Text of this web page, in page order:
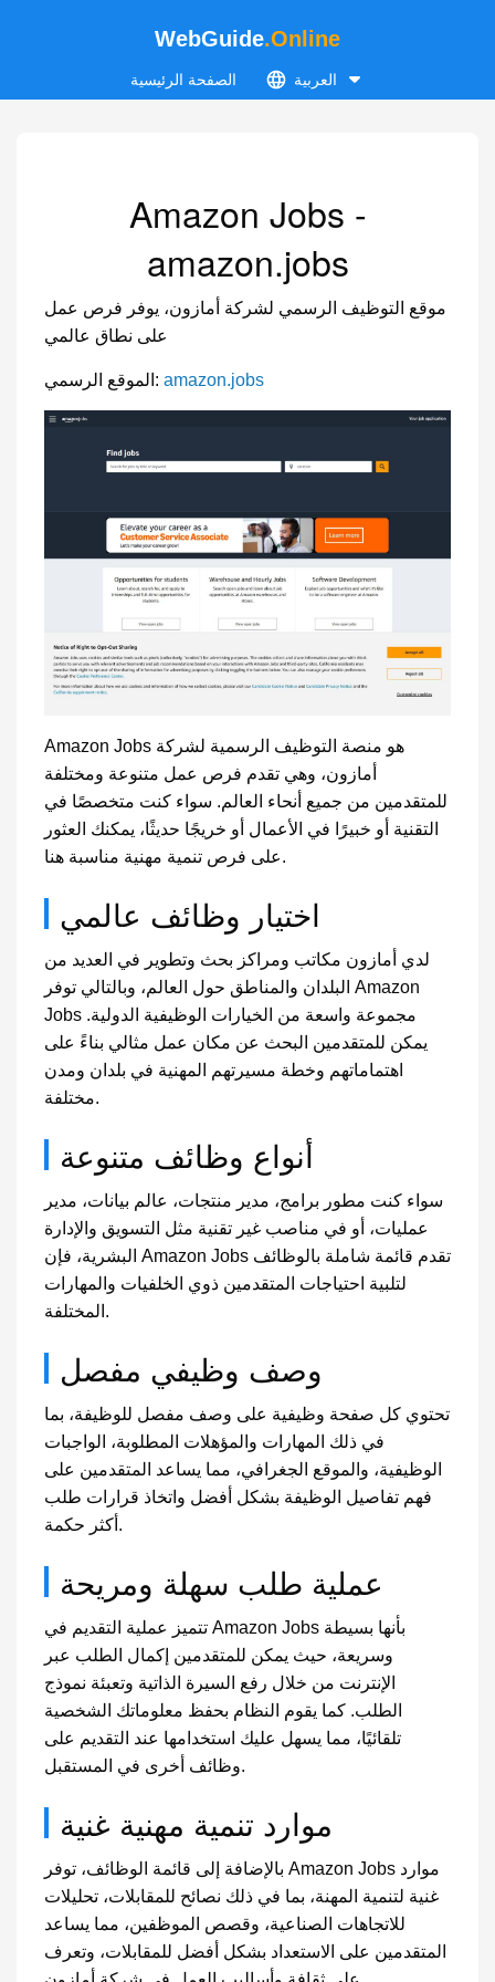
WebGuide.Online
الصفحة الرئيسية العربية
Amazon Jobs -
amazon.jobs
موقع التوظيف الرسمي لشركة أمازون، يوفر فرص عمل
على نطاق عالمي
الموقع الرسمي: amazon.jobs
Amazon Jobs هو منصة التوظيف الرسمية لشركة
أمازون، وهي تقدم فرص عمل متنوعة ومختلفة
للمتقدمين من جميع أنحاء العالم. سواء كنت متخصصًا في
التقنية أو خبيرًا في الأعمال أو خريجًا حديثًا، يمكنك العثور
على فرص تنمية مهنية مناسبة هنا.
اختيار وظائف عالمي
لدي أمازون مكاتب ومراكز بحث وتطوير في العديد من
البلدان والمناطق حول العالم، وبالتالي توفر Amazon
Jobs مجموعة واسعة من الخيارات الوظيفية الدولية.
يمكن للمتقدمين البحث عن مكان عمل مثالي بناءً على
اهتماماتهم وخطة مسيرتهم المهنية في بلدان ومدن
مختلفة.
أنواع وظائف متنوعة
سواء كنت مطور برامج، مدير منتجات، عالم بيانات، مدير
عمليات، أو في مناصب غير تقنية مثل التسويق والإدارة
البشرية، فإن Amazon Jobs تقدم قائمة شاملة بالوظائف
لتلبية احتياجات المتقدمين ذوي الخلفيات والمهارات
المختلفة.
وصف وظيفي مفصل
تحتوي كل صفحة وظيفية على وصف مفصل للوظيفة، بما
في ذلك المهارات والمؤهلات المطلوبة، الواجبات
الوظيفية، والموقع الجغرافي، مما يساعد المتقدمين على
فهم تفاصيل الوظيفة بشكل أفضل واتخاذ قرارات طلب
أكثر حكمة.
عملية طلب سهلة ومريحة
تتميز عملية التقديم في Amazon Jobs بأنها بسيطة
وسريعة، حيث يمكن للمتقدمين إكمال الطلب عبر
الإنترنت من خلال رفع السيرة الذاتية وتعبئة نموذج
الطلب. كما يقوم النظام بحفظ معلوماتك الشخصية
تلقائيًا، مما يسهل عليك استخدامها عند التقديم على
وظائف أخرى في المستقبل.
موارد تنمية مهنية غنية
بالإضافة إلى قائمة الوظائف، توفر Amazon Jobs موارد
غنية لتنمية المهنة، بما في ذلك نصائح للمقابلات، تحليلات
للاتجاهات الصناعية، وقصص الموظفين، مما يساعد
المتقدمين على الاستعداد بشكل أفضل للمقابلات، وتعرف